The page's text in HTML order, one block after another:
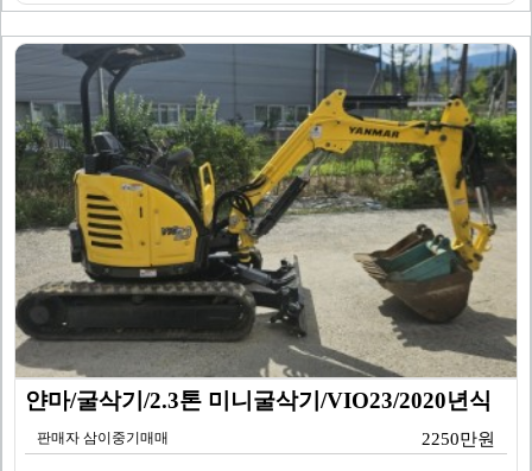
얀마/굴삭기/2.3톤 미니굴삭기/VIO23/2020년식
판매자 삼이중기매매 2250만원